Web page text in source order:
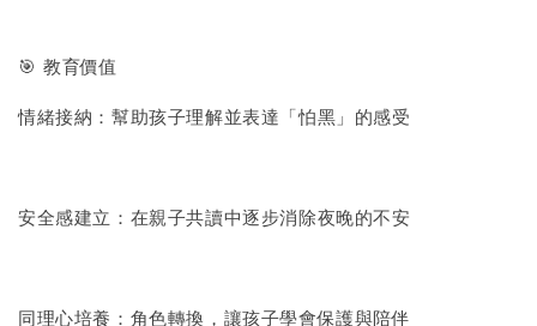
🎯 教育價值
情緒接納：幫助孩子理解並表達「怕黑」的感受
安全感建立：在親子共讀中逐步消除夜晚的不安
同理心培養：角色轉換，讓孩子學會保護與陪伴